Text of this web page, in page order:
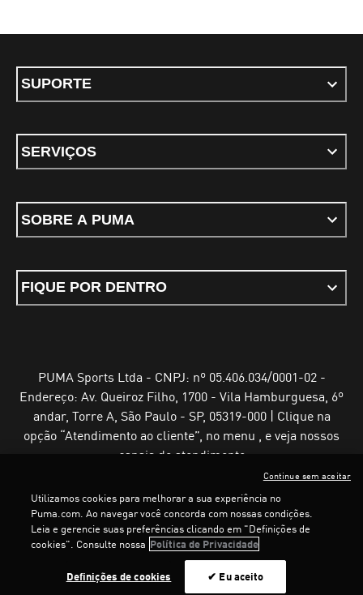
LOADING...
SUPORTE
SERVIÇOS
SOBRE A PUMA
FIQUE POR DENTRO
PUMA Sports Ltda - CNPJ: nº 05.406.034/0001-02 -
Endereço: Av. Queiroz Filho, 1700 - Vila Hamburguesa, 6º
andar, Torre A, São Paulo - SP, 05319-000 | Clique na
opção “Atendimento ao cliente”, no menu , e veja nossos
canais de atendimento
Termos e Condições de UsoPolítica de Privacidade
Configurador de cookies
PUMA, 2025. Todos os direitos reservados
Utilizamos cookies para melhorar a sua experiência no
Puma.com. Ao navegar você concorda com nossas condições.
Leia e gerencie suas preferências clicando em "Definições de
cookies". Consulte nossa Política de Privacidade
Definições de cookies ✔ Eu aceito
Continue sem aceitar